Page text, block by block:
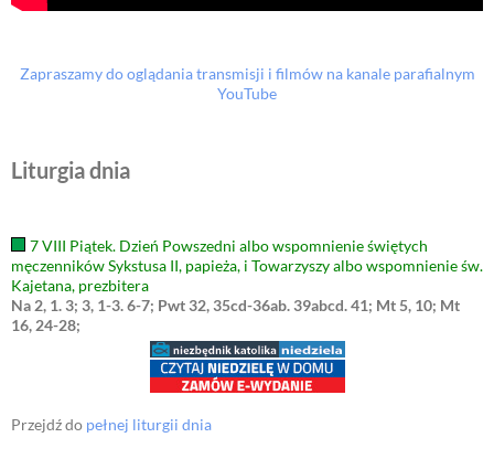
Zapraszamy do oglądania transmisji i filmów na kanale parafialnym
YouTube
Liturgia dnia
7 VIII Piątek. Dzień Powszedni albo wspomnienie świętych
męczenników Sykstusa II, papieża, i Towarzyszy albo wspomnienie św.
Kajetana, prezbitera
Na 2, 1. 3; 3, 1-3. 6-7; Pwt 32, 35cd-36ab. 39abcd. 41; Mt 5, 10; Mt
16, 24-28;
Przejdź do pełnej liturgii dnia